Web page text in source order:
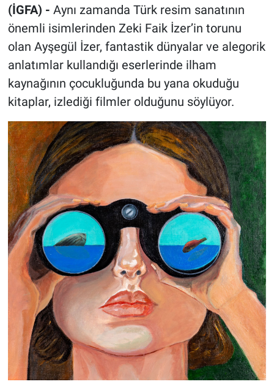
(İGFA) - Aynı zamanda Türk resim sanatının
önemli isimlerinden Zeki Faik İzer’in torunu
olan Ayşegül İzer, fantastik dünyalar ve alegorik
anlatımlar kullandığı eserlerinde ilham
kaynağının çocukluğunda bu yana okuduğu
kitaplar, izlediği filmler olduğunu söylüyor.